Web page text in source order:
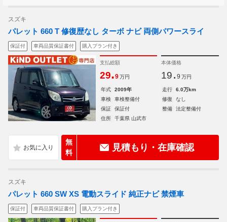
スズキ
パレット 660 T 修復歴なし ターボ ナビ 両側パワースライ
保証付 車両品質保証書付 購入プラン付き
支払総額
29.9 万円
本体価格
19. 9 万円
年式 2009年 走行
6.0万km
車検
車検整備付 修復
なし
保証
保証付 整備
法定整備付
住所
千葉県 山武市
無
料
見積もり・在庫確認
スズキ
パレット 660 SW XS 電動スライド 純正ナビ 禁煙車
保証付 車両品質保証書付 購入プラン付き